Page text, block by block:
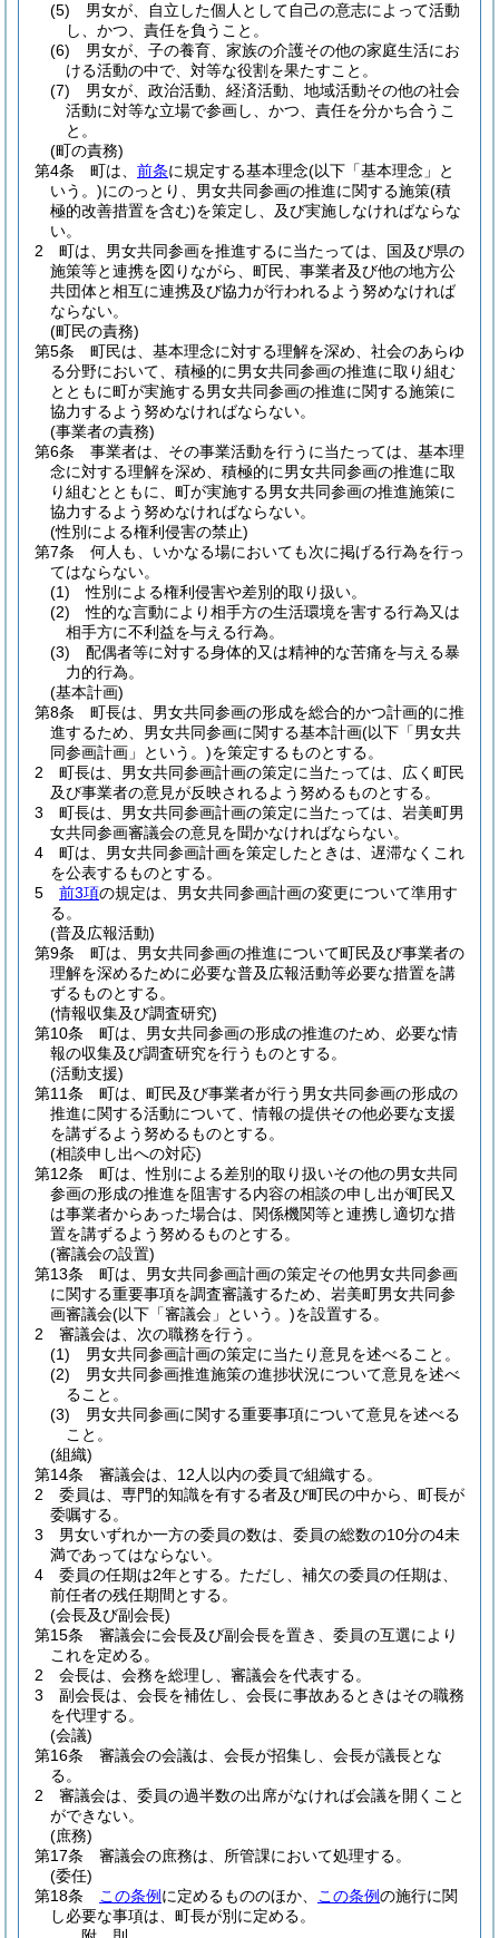
(5)
男女が、自立した個人として自己の意志によって活動
し、かつ、責任を負うこと。
(6)
男女が、子の養育、家族の介護その他の家庭生活にお
ける活動の中で、対等な役割を果たすこと。
(7)
男女が、政治活動、経済活動、地域活動その他の社会
活動に対等な立場で参画し、かつ、責任を分かち合うこ
と。
(町の責務)
第4条
町は、 前条に規定する基本理念(以下「基本理念」と
いう。)にのっとり、男女共同参画の推進に関する施策(積
極的改善措置を含む)を策定し、及び実施しなければならな
い。
2
町は、男女共同参画を推進するに当たっては、国及び県の
施策等と連携を図りながら、町民、事業者及び他の地方公
共団体と相互に連携及び協力が行われるよう努めなければ
ならない。
(町民の責務)
第5条
町民は、基本理念に対する理解を深め、社会のあらゆ
る分野において、積極的に男女共同参画の推進に取り組む
とともに町が実施する男女共同参画の推進に関する施策に
協力するよう努めなければならない。
(事業者の責務)
第6条
事業者は、その事業活動を行うに当たっては、基本理
念に対する理解を深め、積極的に男女共同参画の推進に取
り組むとともに、町が実施する男女共同参画の推進施策に
協力するよう努めなければならない。
(性別による権利侵害の禁止)
第7条
何人も、いかなる場においても次に掲げる行為を行っ
てはならない。
(1)
性別による権利侵害や差別的取り扱い。
(2)
性的な言動により相手方の生活環境を害する行為又は
相手方に不利益を与える行為。
(3)
配偶者等に対する身体的又は精神的な苦痛を与える暴
力的行為。
(基本計画)
第8条
町長は、男女共同参画の形成を総合的かつ計画的に推
進するため、男女共同参画に関する基本計画(以下「男女共
同参画計画」という。)を策定するものとする。
2
町長は、男女共同参画計画の策定に当たっては、広く町民
及び事業者の意見が反映されるよう努めるものとする。
3
町長は、男女共同参画計画の策定に当たっては、岩美町男
女共同参画審議会の意見を聞かなければならない。
4
町は、男女共同参画計画を策定したときは、遅滞なくこれ
を公表するものとする。
5
前3項の規定は、男女共同参画計画の変更について準用す
る。
(普及広報活動)
第9条
町は、男女共同参画の推進について町民及び事業者の
理解を深めるために必要な普及広報活動等必要な措置を講
ずるものとする。
(情報収集及び調査研究)
第10条
町は、男女共同参画の形成の推進のため、必要な情
報の収集及び調査研究を行うものとする。
(活動支援)
第11条
町は、町民及び事業者が行う男女共同参画の形成の
推進に関する活動について、情報の提供その他必要な支援
を講ずるよう努めるものとする。
(相談申し出への対応)
第12条
町は、性別による差別的取り扱いその他の男女共同
参画の形成の推進を阻害する内容の相談の申し出が町民又
は事業者からあった場合は、関係機関等と連携し適切な措
置を講ずるよう努めるものとする。
(審議会の設置)
第13条
町は、男女共同参画計画の策定その他男女共同参画
に関する重要事項を調査審議するため、岩美町男女共同参
画審議会(以下「審議会」という。)を設置する。
2
審議会は、次の職務を行う。
(1)
男女共同参画計画の策定に当たり意見を述べること。
(2)
男女共同参画推進施策の進捗状況について意見を述べ
ること。
(3)
男女共同参画に関する重要事項について意見を述べる
こと。
(組織)
第14条
審議会は、12人以内の委員で組織する。
2
委員は、専門的知識を有する者及び町民の中から、町長が
委嘱する。
3
男女いずれか一方の委員の数は、委員の総数の10分の4未
満であってはならない。
4
委員の任期は2年とする。 ただし、補欠の委員の任期は、
前任者の残任期間とする。
(会長及び副会長)
第15条
審議会に会長及び副会長を置き、委員の互選により
これを定める。
2
会長は、会務を総理し、審議会を代表する。
3
副会長は、会長を補佐し、会長に事故あるときはその職務
を代理する。
(会議)
第16条
審議会の会議は、会長が招集し、会長が議長とな
る。
2
審議会は、委員の過半数の出席がなければ会議を開くこと
ができない。
(庶務)
第17条
審議会の庶務は、所管課において処理する。
(委任)
第18条
この条例 に定めるもののほか、 この条例の施行に関
し必要な事項は、町長が別に定める。